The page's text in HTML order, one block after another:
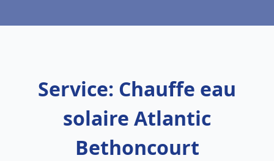
Service: Chauffe eau
solaire Atlantic
Bethoncourt